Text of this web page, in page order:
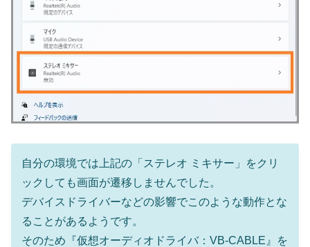
自分の環境では上記の「ステレオ ミキサー」をクリ
ックしても画面が遷移しませんでした。
デバイスドライバーなどの影響でこのような動作とな
ることがあるようです。
そのため『仮想オーディオドライバ：VB-CABLE』を